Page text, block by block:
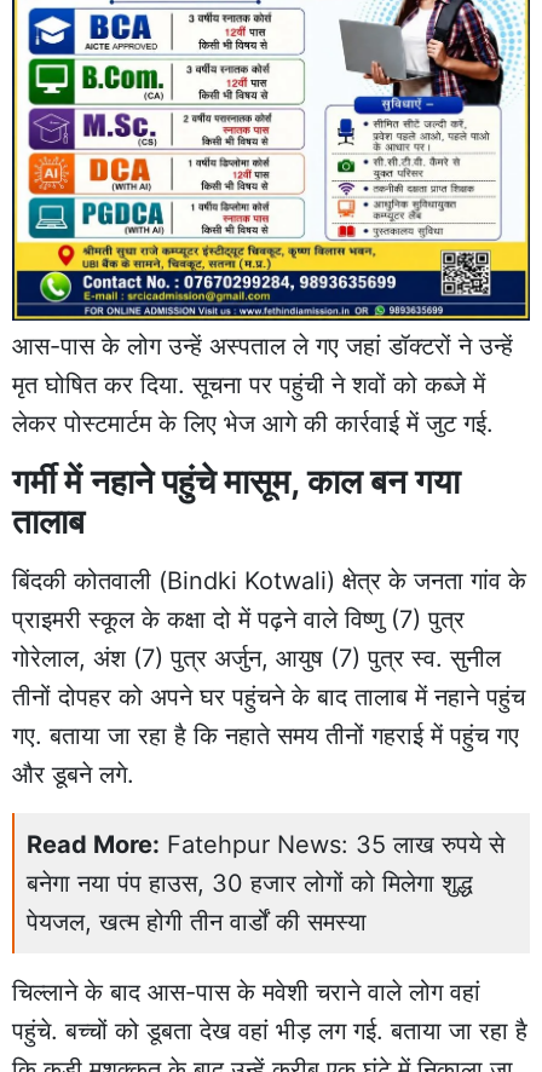
आस-पास के लोग उन्हें अस्पताल ले गए जहां डॉक्टरों ने उन्हें
मृत घोषित कर दिया.सूचना पर पहुंची नेशवों को कब्जे में
लेकर पोस्टमार्टम के लिए भेज आगे की कार्रवाई में जुट गई.
गर्मी में नहाने पहुंचे मासूम, काल बन गया
तालाब
बिंदकी कोतवाली (Bindki Kotwali) क्षेत्र के जनतागांव के
प्राइमरी स्कूल के कक्षा दो में पढ़ने वाले विष्णु (7) पुत्र
गोरेलाल, अंश (7) पुत्र अर्जुन, आयुष (7) पुत्र स्व. सुनील
तीनों दोपहर को अपने घर पहुंचने के बाद तालाब में नहाने पहुंच
गए. बताया जा रहा है कि नहाते समय तीनों गहराई में पहुंच गए
और डूबने लगे.
Read More: Fatehpur News: 35 लाख रुपये से
बनेगा नया पंप हाउस, 30 हजार लोगों को मिलेगा शुद्ध
पेयजल, खत्म होगी तीन वार्डों की समस्या
चिल्लाने के बाद आस-पास के मवेशी चराने वाले लोग वहां
पहुंचे. बच्चों को डूबता देख वहां भीड़ लग गई. बताया जा रहा है